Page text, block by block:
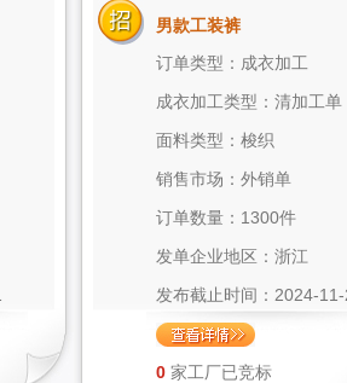
男款工装裤
订单类型：成衣加工
成衣加工类型：清加工单
面料类型：梭织
销售市场：外销单
订单数量：1300件
发单企业地区：浙江
发布截止时间：2024-
0 家工厂已竞标